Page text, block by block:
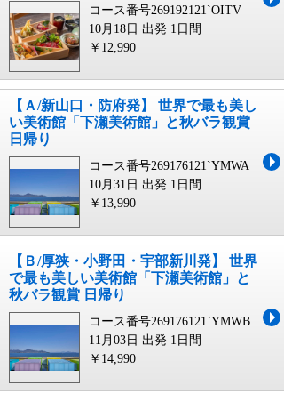
コース番号269192121`OITV
10月18日 出発 1日間
￥12,990
【Ａ/新山口・防府発】 世界で最も美し
い美術館「下瀬美術館」と秋バラ観賞
日帰り
コース番号269176121`YMWA
10月31日 出発 1日間
￥13,990
【Ｂ/厚狭・小野田・宇部新川発】 世界
で最も美しい美術館「下瀬美術館」と
秋バラ観賞 日帰り
コース番号269176121`YMWB
11月03日 出発 1日間
￥14,990